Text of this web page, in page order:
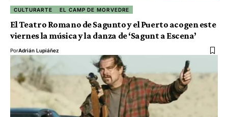
CULTURARTE EL CAMP DE MORVEDRE
El Teatro Romano de Sagunto y el Puerto acogen este
viernes la música y la danza de ‘Sagunt a Escena’
PorAdrián Lupiáñez